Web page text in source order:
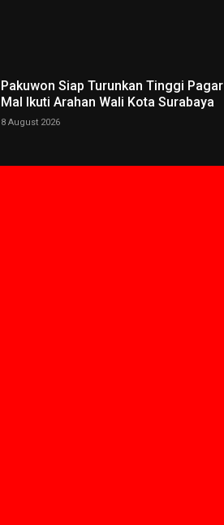
Pakuwon Siap Turunkan Tinggi Pagar
Mal Ikuti Arahan Wali Kota Surabaya
8 August 2026